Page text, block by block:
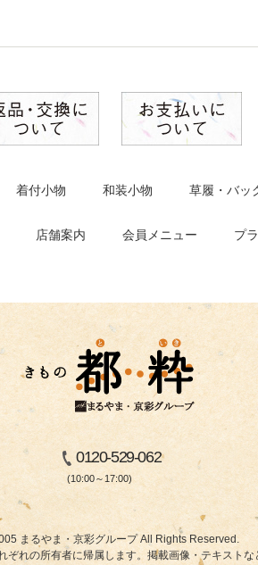
着付小物 和装小物 草履・バッ
店舗案内 会員メニュー プ
0120-529-062
(10:00～17:00)
まるやま・京彩グループ All Rights Reserved.
れの所有者に帰属します。掲載画像・テキストな